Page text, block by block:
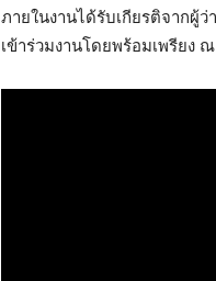
ภายในงานได้รับเกียรติจากผู้
เข้าร่วมงานโดยพร้อมเพรียง